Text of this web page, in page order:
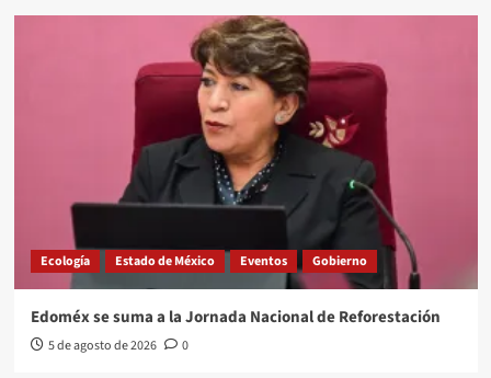
Ecología Estado de México Eventos Gobierno
Edoméx se suma a la Jornada Nacional de Reforestación
5 de agosto de 2026 0